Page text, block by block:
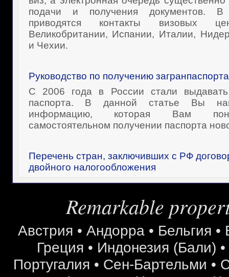
подачи и получения документов. В
приводятся контакты визовых
Великобритании, Испании, Италии,
и Чехии.
Руководство по получению
С 2006 года в России стали выдавать
паспорта. В данной статье Вы
информацию, которая Вам
самостоятельном получении паспорта
Перечень стран, заключивших с РФ
двойного налогообложения
Remarkable
Австрия • Андорра • Бельгия •
Греция • Индонезия (Бали) •
Португалия • Сен-Бартельми •